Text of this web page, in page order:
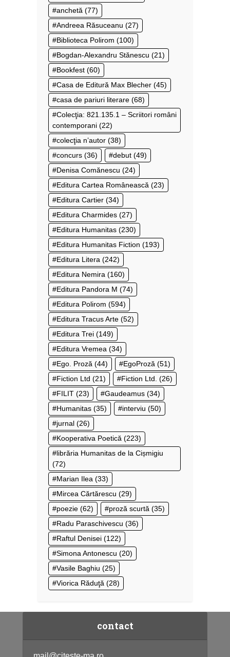
anchetă (77)
Andreea Răsuceanu (27)
Biblioteca Polirom (100)
Bogdan-Alexandru Stănescu (21)
Bookfest (60)
Casa de Editură Max Blecher (45)
casa de pariuri literare (68)
Colecţia: 821.135.1 – Scriitori români
contemporani (22)
colecţia n’autor (38)
concurs (36) debut (49)
Denisa Comănescu (24)
Editura Cartea Românească (23)
Editura Cartier (34)
Editura Charmides (27)
Editura Humanitas (230)
Editura Humanitas Fiction (193)
Editura Litera (242)
Editura Nemira (160)
Editura Pandora M (74)
Editura Polirom (594)
Editura Tracus Arte (52)
Editura Trei (149)
Editura Vremea (34)
Ego. Proză (44) EgoProză (51)
Fiction Ltd (21) Fiction Ltd. (26)
FILIT (23) Gaudeamus (34)
Humanitas (35) interviu (50)
jurnal (26)
Kooperativa Poetică (223)
librăria Humanitas de la Cișmigiu
(72)
Marian Ilea (33)
Mircea Cărtărescu (29)
poezie (62) proză scurtă (35)
Radu Paraschivescu (36)
Raftul Denisei (122)
Simona Antonescu (20)
Vasile Baghiu (25)
Viorica Răduţă (28)
contact